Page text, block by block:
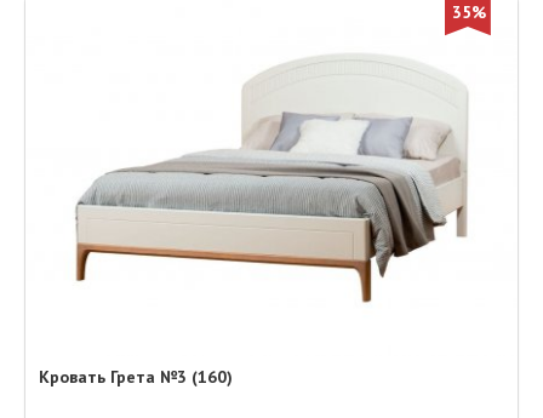
35%
Кровать Грета №3 (160)